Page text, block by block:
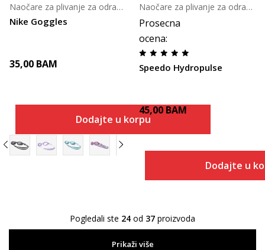
Nike Goggles
Naočare za plivanje za odrasle
35,00 BAM
Dodajte u korpu
Prosecna
ocena:
Speedo Hydropulse
Naočare za plivanje za odrasle
45,00 BAM
Dodajte u
Pogledali ste 24 od 37 proizvoda
Prikaži više